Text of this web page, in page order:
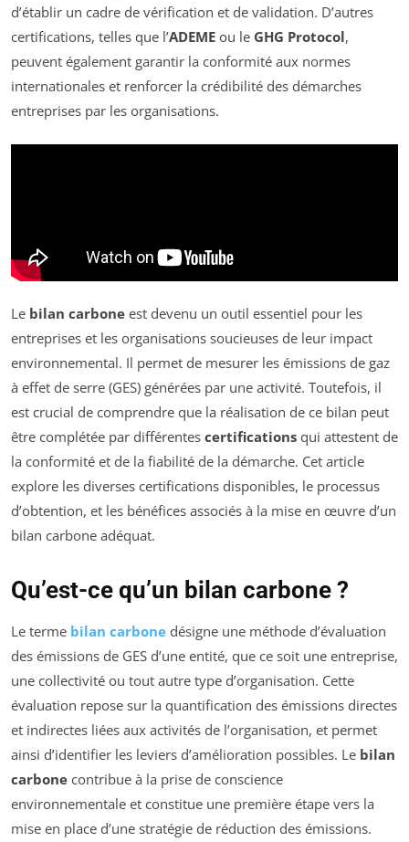
d’établir un cadre de vérification et de validation. D’autres
certifications, telles que l’ADEME ou le GHG Protocol,
peuvent également garantir la conformité aux normes
internationales et renforcer la crédibilité des démarches
entreprises par les organisations.
Le bilan carbone est devenu un outil essentiel pour les
entreprises et les organisations soucieuses de leur impact
environnemental. Il permet de mesurer les émissions de gaz
à effet de serre (GES) générées par une activité. Toutefois, il
est crucial de comprendre que la réalisation de ce bilan peut
être complétée par différentes certifications qui attestent de
la conformité et de la fiabilité de la démarche. Cet article
explore les diverses certifications disponibles, le processus
d’obtention, et les bénéfices associés à la mise en œuvre d’un
bilan carbone adéquat.
Qu’est-ce qu’un bilan carbone ?
Le terme bilan carbone désigne une méthode d’évaluation
des émissions de GES d’une entité, que ce soit une entreprise,
une collectivité ou tout autre type d’organisation. Cette
évaluation repose sur la quantification des émissions directes
et indirectes liées aux activités de l’organisation, et permet
ainsi d’identifier les leviers d’amélioration possibles. Le bilan
carbone contribue à la prise de conscience
environnementale et constitue une première étape vers la
mise en place d’une stratégie de réduction des émissions.